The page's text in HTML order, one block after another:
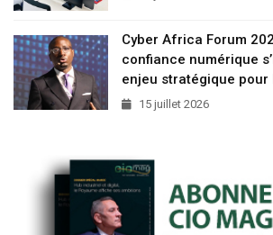
Cyber Africa Forum
confiance numérique
enjeu stratégique pour
15 juillet 2026